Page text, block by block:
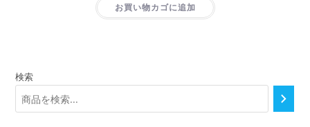
お買い物カゴに追加
検索